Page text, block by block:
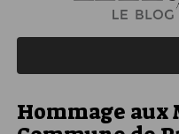
Hommage aux